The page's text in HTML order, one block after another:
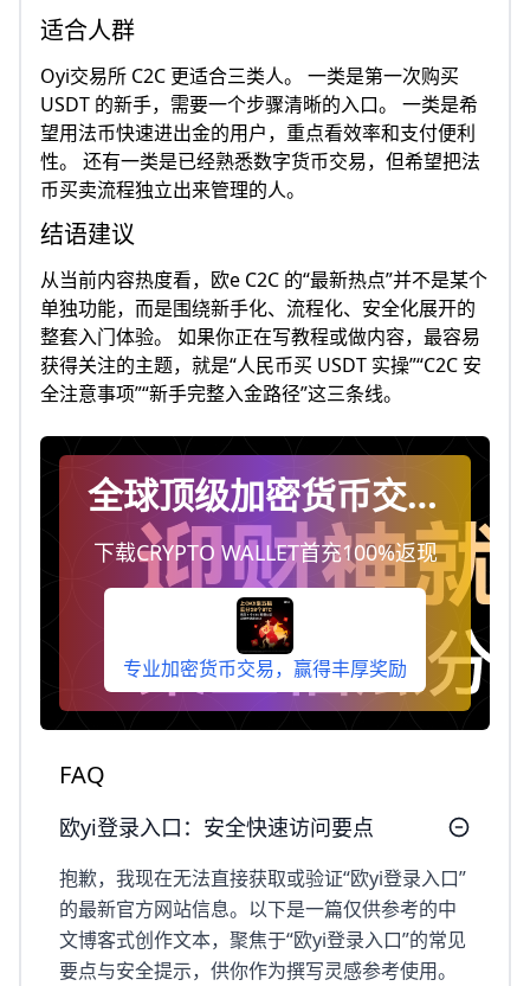
适合人群
Oyi交易所 C2C 更适合三类人。 一类是第一次购买
USDT 的新手，需要一个步骤清晰的入口。 一类是希
望用法币快速进出金的用户，重点看效率和支付便利
性。 还有一类是已经熟悉数字货币交易，但希望把法
币买卖流程独立出来管理的人。
结语建议
从当前内容热度看，欧e C2C 的“最新热点”并不是某个
单独功能，而是围绕新手化、流程化、安全化展开的
整套入门体验。 如果你正在写教程或做内容，最容易
获得关注的主题，就是“人民币买 USDT 实操”“C2C 安
全注意事项”“新手完整入金路径”这三条线。
全球顶级加密货币交易
平台
下载CRYPTO WALLET首充100%返现
专业加密货币交易，赢得丰厚奖励
FAQ
欧yi登录入口：安全快速访问要点
抱歉，我现在无法直接获取或验证“欧yi登录入口”
的最新官方网站信息。以下是一篇仅供参考的中
文博客式创作文本，聚焦于“欧yi登录入口”的常见
要点与安全提示，供你作为撰写灵感参考使用。